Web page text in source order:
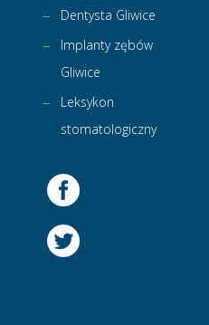
Dentysta Gliwice
Implanty zębów
Gliwice
Leksykon
stomatologiczny